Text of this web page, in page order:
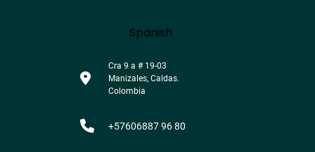
Language
Spanish
Cra 9 a # 19-03
Manizales, Caldas.
Colombia
+57606887 96 80